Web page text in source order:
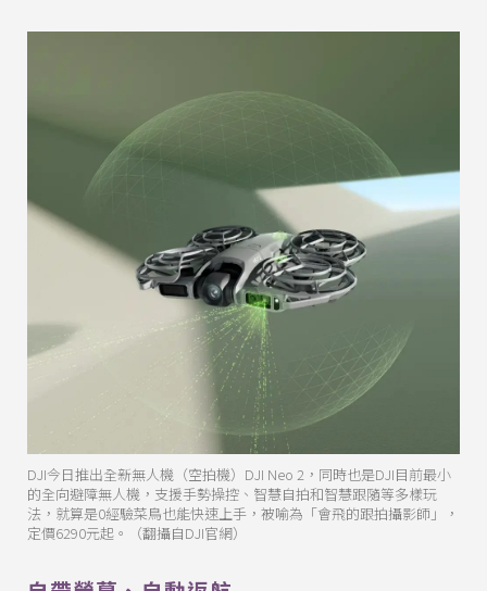
DJI今日推出全新無人機（空拍機）DJI Neo 2，同時也是DJI目前最小
的全向避障無人機，支援手勢操控、智慧自拍和智慧跟隨等多樣玩
法，就算是0經驗菜鳥也能快速上手，被喻為「會飛的跟拍攝影師」，
定價6290元起。（翻攝自DJI官網）